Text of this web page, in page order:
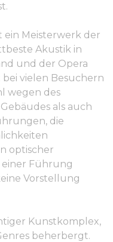
ein Meisterwerk der
Akustik in
und der Opera
bei vielen Besuchern
wegen des
als auch
die
optischer
einer Führung
Vorstellung
Kunstkomplex,
beherbergt.